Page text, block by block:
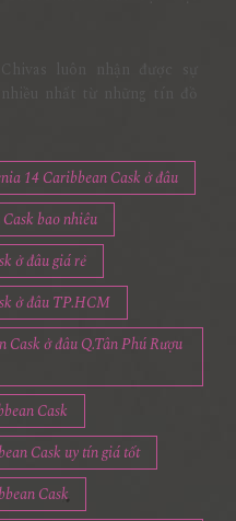
14 Caribbean Cask ở đâu
bao nhiêu
ở đâu giá rẻ
ở đâu TP.HCM
ở đâu Q.Tân Phú Rượu
Cask
Cask uy tín giá tốt
Cask